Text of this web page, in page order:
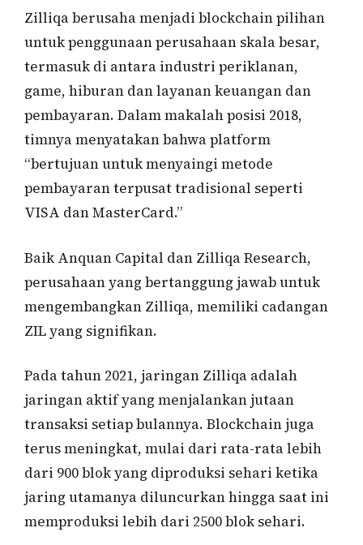
Zilliqa berusaha menjadi blockchain pilihan
untuk penggunaan perusahaan skala besar,
termasuk di antara industri periklanan,
game, hiburan dan layanan keuangan dan
pembayaran. Dalam makalah posisi 2018,
timnya menyatakan bahwa platform
“bertujuan untuk menyaingi metode
pembayaran terpusat tradisional seperti
VISA dan MasterCard.”
Baik Anquan Capital dan Zilliqa Research,
perusahaan yang bertanggung jawab untuk
mengembangkan Zilliqa, memiliki cadangan
ZIL yang signifikan.
Pada tahun 2021, jaringan Zilliqa adalah
jaringan aktif yang menjalankan jutaan
transaksi setiap bulannya. Blockchain juga
terus meningkat, mulai dari rata-rata lebih
dari 900 blok yang diproduksi sehari ketika
jaring utamanya diluncurkan hingga saat ini
memproduksi lebih dari 2500 blok sehari.